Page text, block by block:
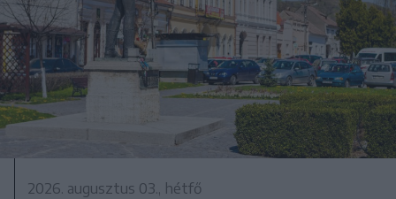
2026. augusztus 03., hétfő